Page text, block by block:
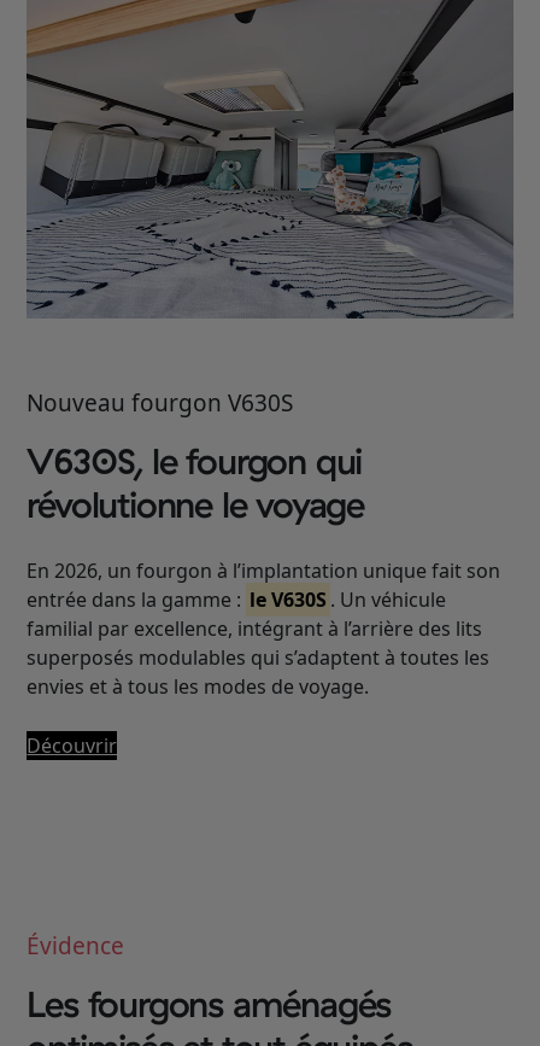
Nouveau fourgon V630S
V630S, le fourgon qui
révolutionne le voyage
En 2026, un fourgon à l’implantation unique fait son
entrée dans la gamme : le V630S . Un véhicule
familial par excellence, intégrant à l’arrière des lits
superposés modulables qui s’adaptent à toutes les
envies et à tous les modes de voyage.
Découvrir
Évidence
Les fourgons aménagés